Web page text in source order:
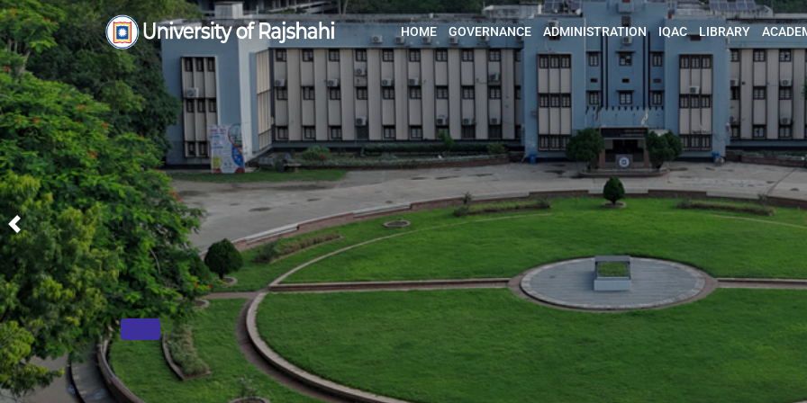
HOME GOVERNANCE ADMINISTRATION IQAC LIBRARY
Previous